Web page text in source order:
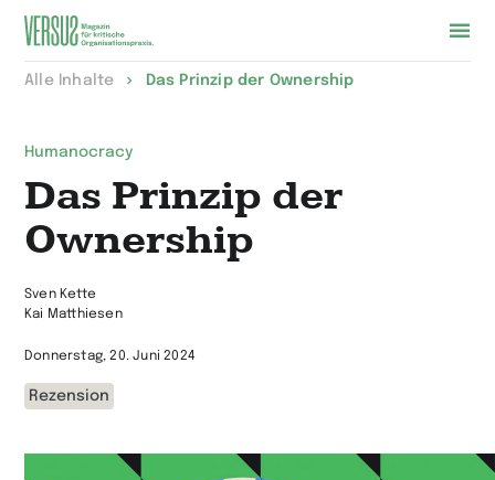
Zur
Alle Inhalte Das Prinzip der Ownership
Humanocracy
Das Prinzip der
Ownership
Sven Kette
Kai Matthiesen
Donnerstag, 20. Juni 2024
Rezension